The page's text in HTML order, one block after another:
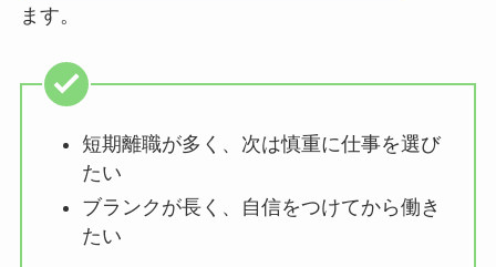
ます。
短期離職が多く、次は慎重に仕事を選び
たい
ブランクが長く、自信をつけてから働き
たい